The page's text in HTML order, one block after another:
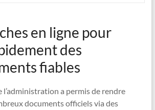
en ligne pour
des
fiables
l’administration a permis de rendre
documents officiels via des